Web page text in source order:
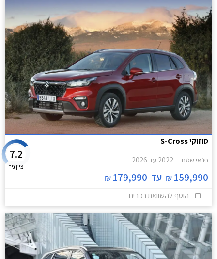
סוזוקי S-Cross
פנאי שטח 2022 עד 2026
159,990
₪ עד 179,990
₪
7.2
ציון גיר
הוסף להשוואת רכבים